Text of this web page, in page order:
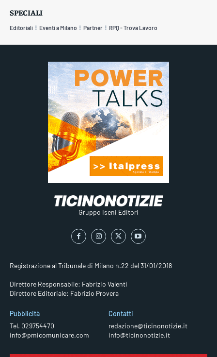
SPECIALI
Editoriali Eventi a Milano Partner RPQ - Trova Lavoro
Gruppo Iseni Editori
Registrazione al Tribunale di Milano n.22 del 31/01/2018
Direttore Responsabile: Fabrizio Valenti
Direttore Editoriale: Fabrizio Provera
Pubblicità
Tel. 029754470
info@pmicomunicare.com
Contatti
redazione@ticinonotizie.it
info@ticinonotizie.it